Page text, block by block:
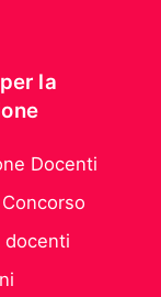
la
Docenti
docenti